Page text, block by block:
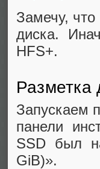
Замечу, что
диска.
HFS+.
Разметка
Запускаем
панели
SSD был
GiB)».